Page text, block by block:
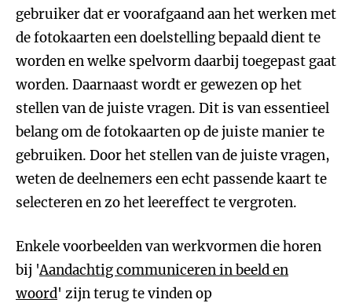
gebruiker dat er voorafgaand aan het werken met
de fotokaarten een doelstelling bepaald dient te
worden en welke spelvorm daarbij toegepast gaat
worden. Daarnaast wordt er gewezen op het
stellen van de juiste vragen. Dit is van essentieel
belang om de fotokaarten op de juiste manier te
gebruiken. Door het stellen van de juiste vragen,
weten de deelnemers een echt passende kaart te
selecteren en zo het leereffect te vergroten.
Enkele voorbeelden van werkvormen die horen
bij 'Aandachtig communiceren in beeld en
woord' zijn terug te vinden op